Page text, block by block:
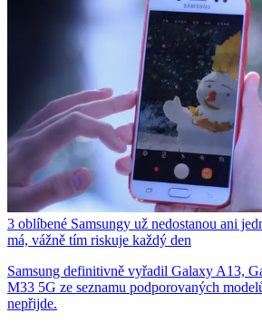
3 oblíbené Samsungy už nedostanou ani
má, vážně tím riskuje každý den
Samsung definitivně vyřadil Galaxy A13,
M33 5G ze seznamu podporovaných
nepřijde.